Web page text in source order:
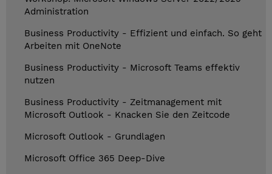
Administration
Business Productivity - Effizient und einfach. So geht
Arbeiten mit OneNote
Business Productivity - Microsoft Teams effektiv
nutzen
Business Productivity - Zeitmanagement mit
Microsoft Outlook - Knacken Sie den Zeitcode
Microsoft Outlook - Grundlagen
Microsoft Office 365 Deep-Dive